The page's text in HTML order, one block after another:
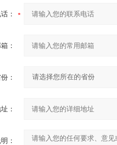
：
：
：
：
：